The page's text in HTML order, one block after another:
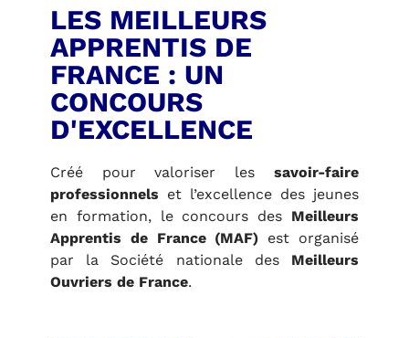
LES MEILLEURS
APPRENTIS DE
FRANCE : UN
CONCOURS
D'EXCELLENCE
Créé pour valoriser lessavoir-faire
professionnels et l’excellence des jeunes
en formation, le concours des Meilleurs
Apprentis de France (MAF) est organisé
par la Société nationale des Meilleurs
Ouvriers de France.